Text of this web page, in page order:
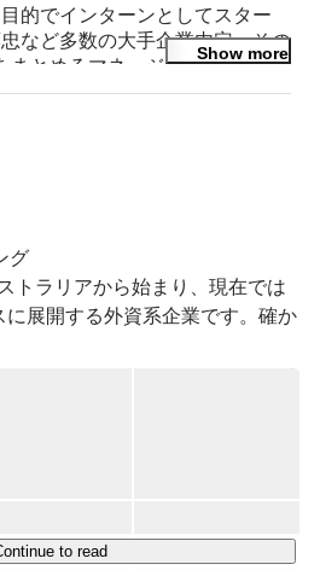
的でインターンとしてスター
など多数の大手企業内定。その
まとめるマネージャーへ昇進。
の3支店を経営。
Show more
グ
トラリアから始まり、現在では
展開する外資系企業です。確か
ナーシップを結んでいます。
to read